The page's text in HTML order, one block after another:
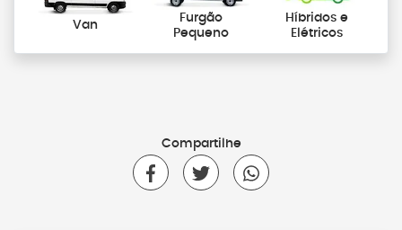
Van
Furgão
Pequeno
Híbridos e
Elétricos
Compartilhe